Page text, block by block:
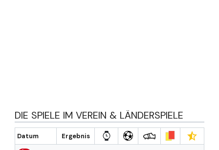
DIE SPIELE IM VEREIN & LÄNDERSPIELE
Datum Ergebnis